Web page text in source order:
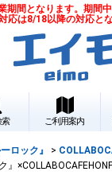
期間となります。期間
応は8/18以降の対応とな
索 ご利用案内
ロック』 >
』